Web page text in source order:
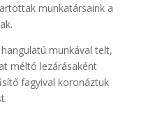
munkatársaink a
munkával telt,
méltó lezárásaként
fagyival koronáztuk